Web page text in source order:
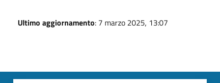
Ultimo aggiornamento: 7 marzo 2025, 13:07